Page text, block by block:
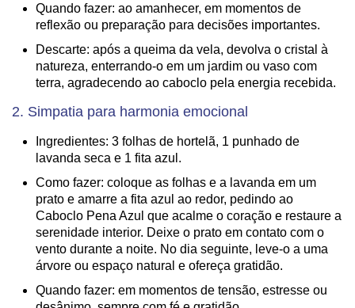
Quando fazer: ao amanhecer, em momentos de
reflexão ou preparação para decisões importantes.
Descarte: após a queima da vela, devolva o cristal à
natureza, enterrando-o em um jardim ou vaso com
terra, agradecendo ao caboclo pela energia recebida.
2. Simpatia para harmonia emocional
Ingredientes: 3 folhas de hortelã, 1 punhado de
lavanda seca e 1 fita azul.
Como fazer: coloque as folhas e a lavanda em um
prato e amarre a fita azul ao redor, pedindo ao
Caboclo Pena Azul que acalme o coração e restaure a
serenidade interior. Deixe o prato em contato com o
vento durante a noite. No dia seguinte, leve-o a uma
árvore ou espaço natural e ofereça gratidão.
Quando fazer: em momentos de tensão, estresse ou